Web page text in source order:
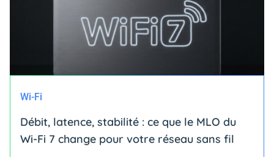
Wi-Fi
Débit, latence, stabilité : ce que le MLO du
Wi-Fi 7 change pour votre réseau sans fil